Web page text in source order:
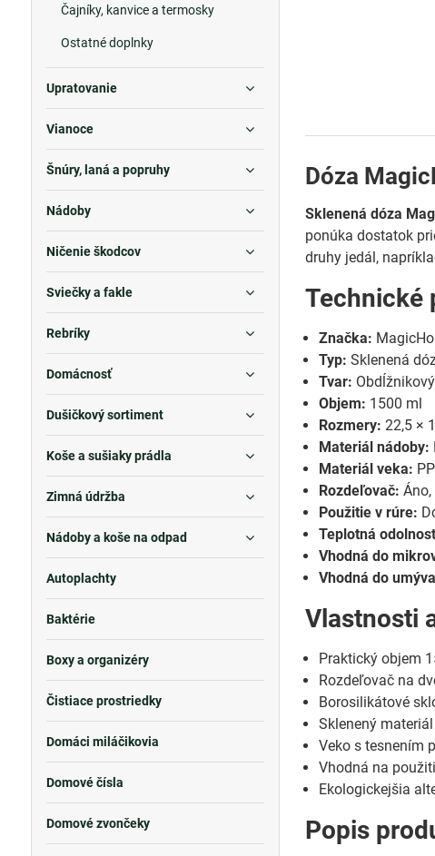
Dóza
Sklenená dóza
ponúka dostatok
druhy jedál,
Technické
Značka:
Typ: Sklenená
Tvar: Obdĺžnikový
Objem: 1500 ml
Rozmery: 22,5 ×
Materiál nádoby:
Materiál veka:
Rozdeľovač:
Použitie v rúre:
Teplotná
Vhodná do
Vhodná do
Vlastnosti
Praktický objem
Rozdeľovač na
Borosilikátové
Sklenený
Veko s tesnením
Vhodná na
Ekologickejšia
Popis
Čajníky, kanvice a termosky
Ostatné doplnky
Upratovanie
Vianoce
Šnúry, laná a popruhy
Nádoby
Ničenie škodcov
Sviečky a fakle
Rebríky
Domácnosť
Dušičkový sortiment
Koše a sušiaky prádla
Zimná údržba
Nádoby a koše na odpad
Autoplachty
Baktérie
Boxy a organizéry
Čistiace prostriedky
Domáci miláčikovia
Domové čísla
Domové zvončeky